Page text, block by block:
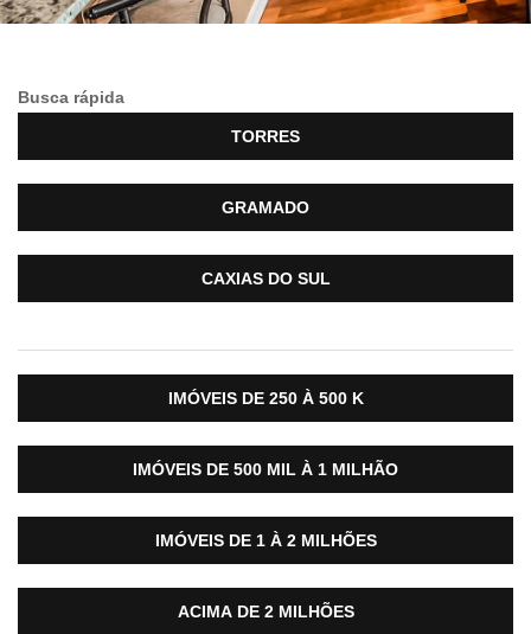
Busca rápida
TORRES
GRAMADO
CAXIAS DO SUL
IMÓVEIS DE 250 À 500 K
IMÓVEIS DE 500 MIL À 1 MILHÃO
IMÓVEIS DE 1 À 2 MILHÕES
ACIMA DE 2 MILHÕES